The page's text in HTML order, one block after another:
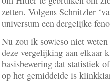
zetten. Volgens Schnitzler
universum een dergelijke
Nu zou ik sowieso niet
deze vergelijking aan elkaar
basisbewering dat statistiek
op het gemiddelde is